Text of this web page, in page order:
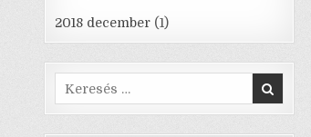
2018 december (1)
Search
for: